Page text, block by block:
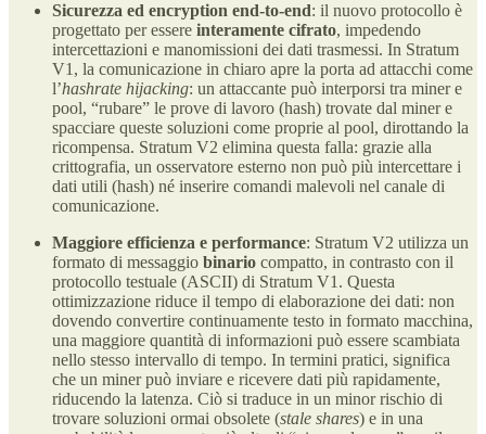
Sicurezza ed encryption end-to-end: il nuovo protocollo è
progettato per essere interamente cifrato, impedendo
intercettazioni e manomissioni dei dati trasmessi​. In Stratum
V1, la comunicazione in chiaro apre la porta ad attacchi come
l’hashrate hijacking: un attaccante può interporsi tra miner e
pool, “rubare” le prove di lavoro (hash) trovate dal miner e
spacciare queste soluzioni come proprie al pool, dirottando la
ricompensa​. Stratum V2 elimina questa falla: grazie alla
crittografia, un osservatore esterno non può più intercettare i
dati utili (hash) né inserire comandi malevoli nel canale di
comunicazione​.
Maggiore efficienza e performance: Stratum V2 utilizza un
formato di messaggio binario compatto, in contrasto con il
protocollo testuale (ASCII) di Stratum V1. Questa
ottimizzazione riduce il tempo di elaborazione dei dati: non
dovendo convertire continuamente testo in formato macchina,
una maggiore quantità di informazioni può essere scambiata
nello stesso intervallo di tempo​. In termini pratici, significa
che un miner può inviare e ricevere dati più rapidamente,
riducendo la latenza. Ciò si traduce in un minor rischio di
trovare soluzioni ormai obsolete (stale shares) e in una